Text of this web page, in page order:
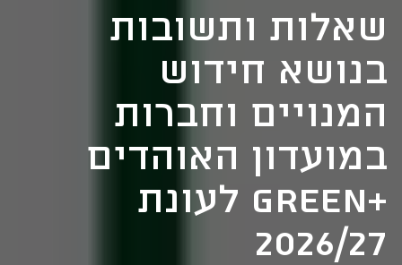
שאלות ותשובות
בנושא חידוש
המנויים וחברות
במועדון האוהדים
+Green לעונת
2026/27